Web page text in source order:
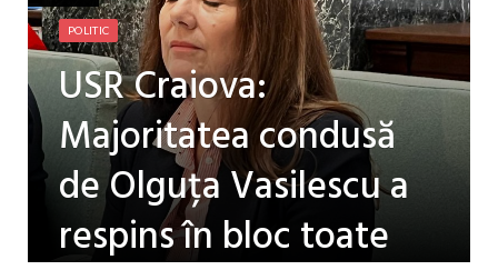
POLITIC
USR Craiova:
Majoritatea condusă
de Olguța Vasilescu a
respins în bloc toate